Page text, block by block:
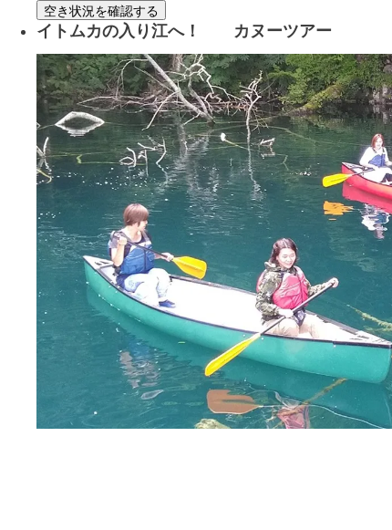
空き状況を確認する
イトムカの入り江へ！ カヌーツアー